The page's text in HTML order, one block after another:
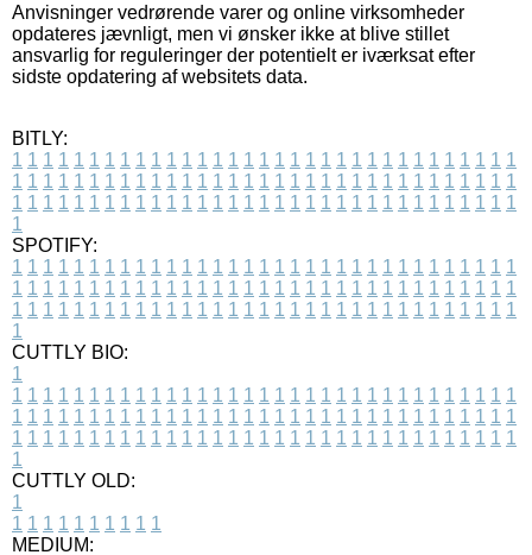
Anvisninger vedrørende varer og online virksomheder
opdateres jævnligt, men vi ønsker ikke at blive stillet
ansvarlig for reguleringer der potentielt er iværksat efter
sidste opdatering af websitets data.
BITLY:
1 1 1 1 1 1 1 1 1 1 1 1 1 1 1 1 1 1 1 1 1 1 1 1 1 1 1 1 1 1 1 1 1
1 1 1 1 1 1 1 1 1 1 1 1 1 1 1 1 1 1 1 1 1 1 1 1 1 1 1 1 1 1 1 1 1
1 1 1 1 1 1 1 1 1 1 1 1 1 1 1 1 1 1 1 1 1 1 1 1 1 1 1 1 1 1 1 1 1
1
SPOTIFY:
1 1 1 1 1 1 1 1 1 1 1 1 1 1 1 1 1 1 1 1 1 1 1 1 1 1 1 1 1 1 1 1 1
1 1 1 1 1 1 1 1 1 1 1 1 1 1 1 1 1 1 1 1 1 1 1 1 1 1 1 1 1 1 1 1 1
1 1 1 1 1 1 1 1 1 1 1 1 1 1 1 1 1 1 1 1 1 1 1 1 1 1 1 1 1 1 1 1 1
1
CUTTLY BIO:
1
1 1 1 1 1 1 1 1 1 1 1 1 1 1 1 1 1 1 1 1 1 1 1 1 1 1 1 1 1 1 1 1 1
1 1 1 1 1 1 1 1 1 1 1 1 1 1 1 1 1 1 1 1 1 1 1 1 1 1 1 1 1 1 1 1 1
1 1 1 1 1 1 1 1 1 1 1 1 1 1 1 1 1 1 1 1 1 1 1 1 1 1 1 1 1 1 1 1 1
1
CUTTLY OLD:
1
1 1 1 1 1 1 1 1 1 1
MEDIUM: